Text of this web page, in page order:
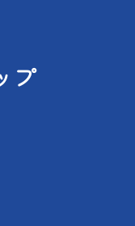
プ